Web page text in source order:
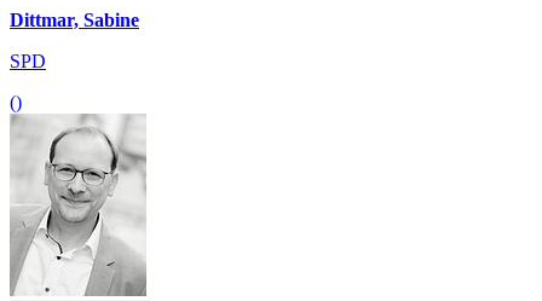
Dittmar, Sabine
SPD
()